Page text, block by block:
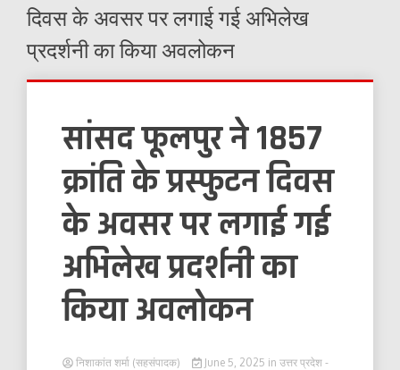
दिवस के अवसर पर लगाई गई अभिलेख
प्रदर्शनी का किया अवलोकन
सांसद फूलपुर ने 1857
क्रांति के प्रस्फुटन दिवस
के अवसर पर लगाई गई
अभिलेख प्रदर्शनी का
किया अवलोकन
निशाकांत शर्मा (सहसंपादक) June 5, 2025 in उत्तर प्रदेश -